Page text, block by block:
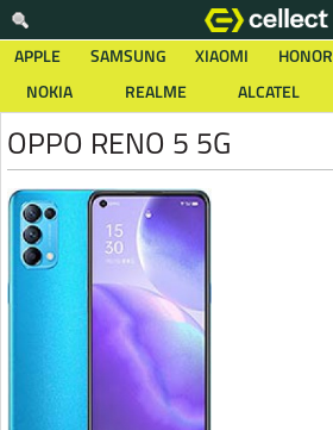
APPLE SAMSUNG XIAOMI HONOR
NOKIA
REALME ALCATEL
OPPO RENO 5 5G